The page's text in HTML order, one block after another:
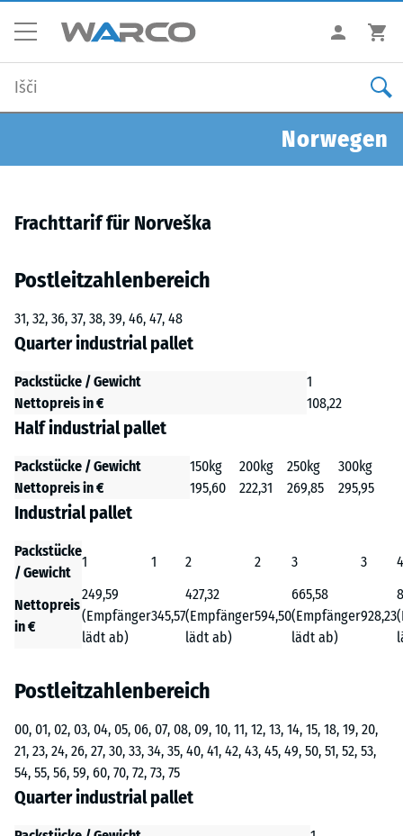
Norwegen
Frachttarif für Norveška
Postleitzahlenbereich
31, 32, 36, 37, 38, 39, 46, 47, 48
Quarter industrial pallet
Packstücke / Gewicht
1
Nettopreis in €
108,22
Half industrial pallet
Packstücke / Gewicht 150kg 200kg 250kg
300kg
Nettopreis in €
195,60 222,31 269,85 295,95
Industrial pallet
Packstücke
/ Gewicht
1 1 2 2 3 3 4
Nettopreis
in €
249,59
(Empfänger
lädt ab)
345,57
427,32
(Empfänger
lädt ab)
594,50
665,58
(Empfänger
lädt ab)
928,23
Postleitzahlenbereich
00, 01, 02, 03, 04, 05, 06, 07, 08, 09, 10, 11, 12, 13, 14, 15, 18, 19, 20,
21, 23, 24, 26, 27, 30, 33, 34, 35, 40, 41, 42, 43, 45, 49, 50, 51, 52, 53,
54, 55, 56, 59, 60, 70, 72, 73, 75
Quarter industrial pallet